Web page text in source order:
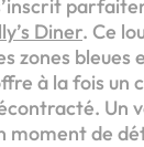
Diner. Ce
zones bleues
à la fois un
Un
moment de